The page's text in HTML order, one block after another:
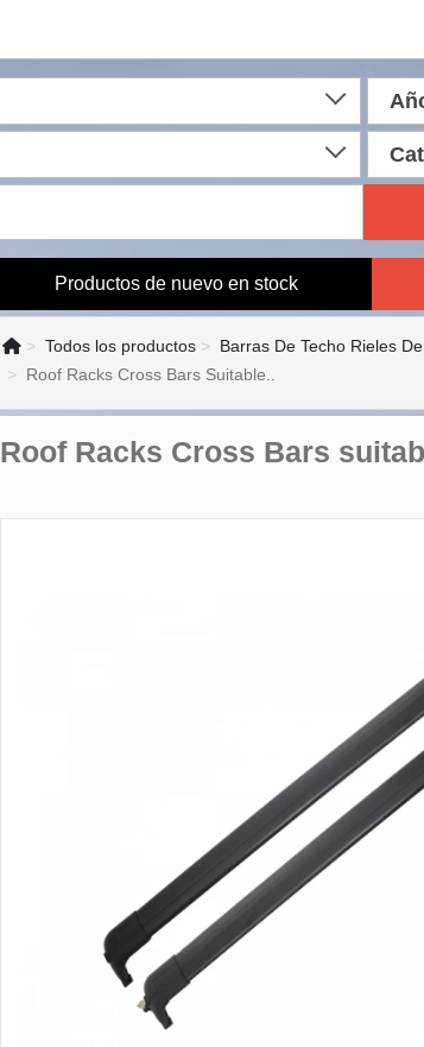
Productos de nuevo en stock
Todos los productos
Barras De Techo Rieles
Roof Racks Cross Bars Suitable..
Roof Racks Cross Bars